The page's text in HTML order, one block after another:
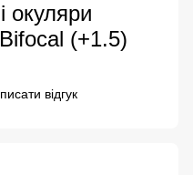
окуляри
(+1.5)
відгук